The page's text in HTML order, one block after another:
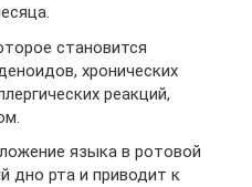
становится
хронических
реакций,
языка в ротовой
дно рта и приводит к